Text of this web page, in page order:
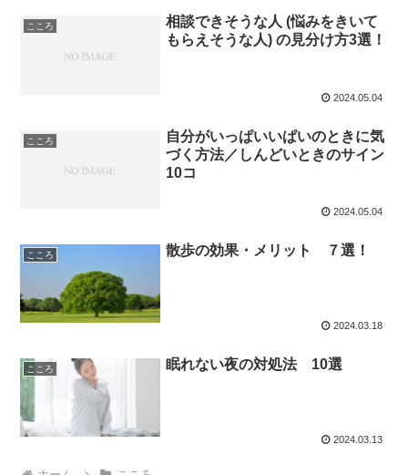
こころ
相談できそうな人 (悩みをきいて
もらえそうな人) の見分け方3選！
2024.05.04
こころ
自分がいっぱいいぱいのときに気
づく方法／しんどいときのサイン
10コ
2024.05.04
こころ 散歩の効果・メリット ７選！
2024.03.18
こころ 眠れない夜の対処法 10選
2024.03.13